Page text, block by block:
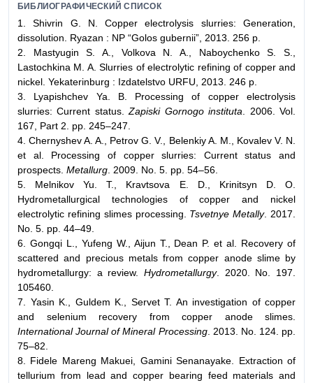
БИБЛИОГРАФИЧЕСКИЙ СПИСОК
1. Shivrin G. N. Copper electrolysis slurries: Generation,
dissolution. Ryazan : NP “Golos gubernii”, 2013. 256 p.
2. Mastyugin S. A., Volkova N. A., Naboychenko S. S.,
Lastochkina M. A. Slurries of electrolytic refining of copper and
nickel. Yekaterinburg : Izdatelstvo URFU, 2013. 246 p.
3. Lyapishchev Ya. B. Processing of copper electrolysis
slurries: Current status.Zapiski Gornogo instituta . 2006. Vol.
167, Part 2. pp. 245–247.
4. Chernyshev A. A., Petrov G. V., Belenkiy A. M., Kovalev V. N.
et al. Processing of copper slurries: Current status and
prospects. Metallurg . 2009. No. 5. pp. 54–56.
5. Melnikov Yu. T., Kravtsova E. D., Krinitsyn D. O.
Hydrometallurgical technologies of copper and nickel
electrolytic refining slimes processing.
Tsvetnye Metally. 2017.
No. 5. pp. 44–49.
6. Gongqi L., Yufeng W., Aijun T., Dean P. et al. Recovery of
scattered and precious metals from copper anode slime by
hydrometallurgy: a review. Hydrometallurgy. 2020. No. 197.
105460.
7. Yasin K., Guldem K., Servet T. An investigation of copper
and selenium recovery from copper anode slimes.
International Journal of Mineral Processing. 2013. No. 124. pp.
75–82.
8. Fidele Mareng Makuei, Gamini Senanayake. Extraction of
tellurium from lead and copper bearing feed materials and